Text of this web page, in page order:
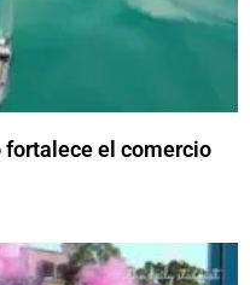
fortalece el comercio